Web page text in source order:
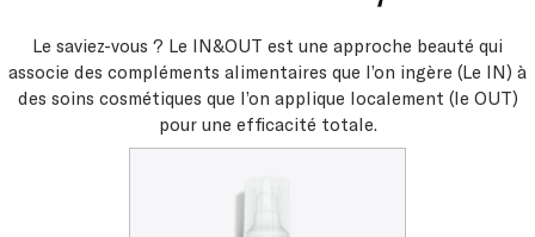
Le saviez-vous ? Le IN&OUT est une approche beauté qui
associe des compléments alimentaires que l’on ingère (Le IN) à
des soins cosmétiques que l’on applique localement (le OUT)
pour une efficacité totale.